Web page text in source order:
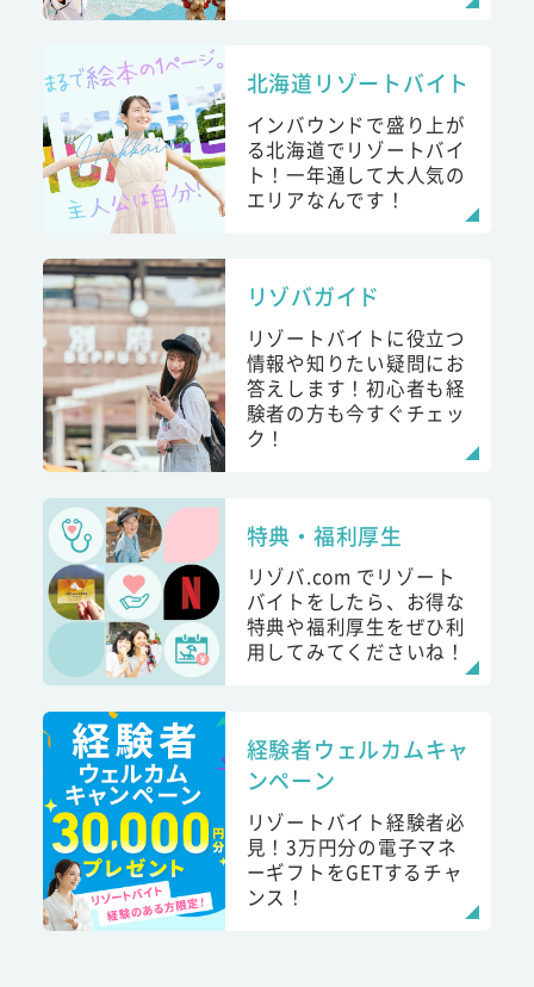
北海道リゾートバイト
インバウンドで盛り上が
る北海道でリゾートバイ
ト！一年通して大人気の
エリアなんです！
リゾバガイド
リゾートバイトに役立つ
情報や知りたい疑問にお
答えします！初心者も経
験者の方も今すぐチェッ
ク！
特典・福利厚生
リゾバ.com でリゾート
バイトをしたら、お得な
特典や福利厚生をぜひ利
用してみてくださいね！
経験者ウェルカムキャ
ンペーン
リゾートバイト経験者必
見！3万円分の電子マネ
ーギフトをGETするチャ
ンス！